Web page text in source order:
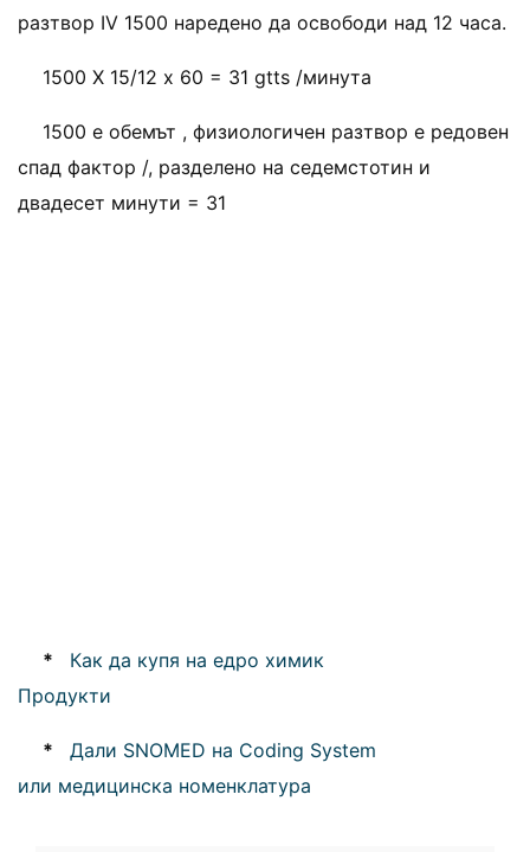
разтвор IV 1500 наредено да освободи над 12 часа.
1500 X 15/12 х 60 = 31 gtts /минута
1500 е обемът , физиологичен разтвор е редовен
спад фактор /, разделено на седемстотин и
двадесет минути = 31
*
Как да купя на едро химик
Продукти
*
Дали SNOMED на Coding System
или медицинска номенклатура